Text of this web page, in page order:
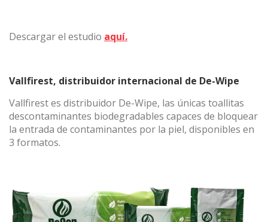
Descargar el estudio aquí.
Vallfirest, distribuidor internacional de De-Wipe
Vallfirest es distribuidor De-Wipe, las únicas toallitas
descontaminantes biodegradables capaces de bloquear
la entrada de contaminantes por la piel, disponibles en
3 formatos.